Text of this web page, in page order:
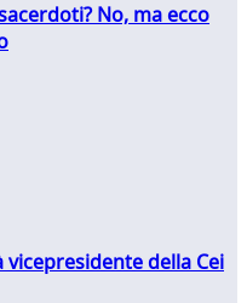
No, ma ecco
della Cei